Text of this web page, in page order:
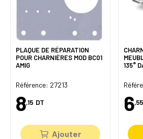
PLAQUE DE RÉPARATION
POUR CHARNIÈRES MOD BC01
AMIG
Référence: 27213
8,15 DT
Ajouter
135°
6,55